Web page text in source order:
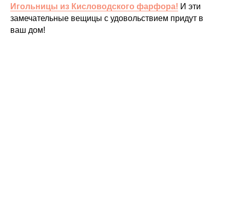
Игольницы из Кисловодского фарфора! И эти
замечательные вещицы с удовольствием придут в
ваш дом!